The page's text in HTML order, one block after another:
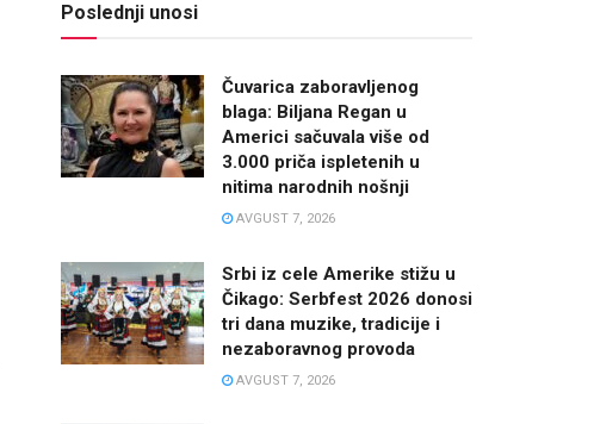
Poslednji unosi
Čuvarica zaboravljenog
blaga: Biljana Regan u
Americi sačuvala više od
3.000 priča ispletenih u
nitima narodnih nošnji
AVGUST 7, 2026
Srbi iz cele Amerike stižu u
Čikago: Serbfest 2026 donosi
tri dana muzike, tradicije i
nezaboravnog provoda
AVGUST 7, 2026